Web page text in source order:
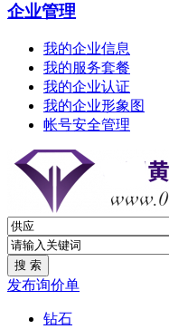
企业管理
我的企业信息
我的服务套餐
我的企业认证
我的企业形象图
帐号安全管理
发布询价单
钻石